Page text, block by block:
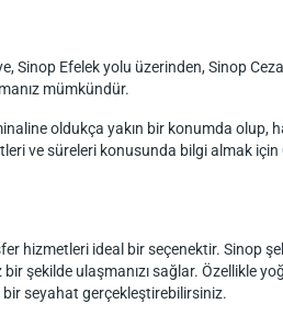
Sinop Efelek yolu üzerinden, Sinop
mümkündür.
oldukça yakın bir konumda olup,
ve süreleri konusunda bilgi almak
ideal bir seçenektir. Sinop
şekilde ulaşmanızı sağlar. Özellikle
bir seyahat gerçekleştirebilirsiniz.